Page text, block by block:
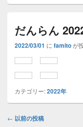
だんらん
2022/03/01 に famitoが
カテゴリー:2022年
投← 以前の投稿